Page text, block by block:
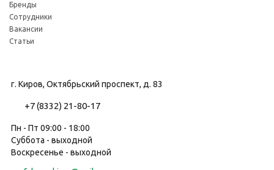
г. Киров, Октябрьский проспект, д. 83
+7 (8332) 21-80-17
Пн - Пт 09:00 - 18:00
Суббота - выходной
Воскресенье - выходной
Бренды
Сотрудники
Вакансии
Статьи